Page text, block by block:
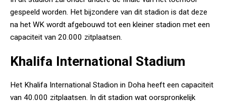
gespeeld worden. Het bijzondere van dit stadion is dat deze
na het WK wordt afgebouwd tot een kleiner stadion met een
capaciteit van 20.000 zitplaatsen.
Khalifa International Stadium
Het Khalifa International Stadion in Doha heeft een capaciteit
van 40.000 zitplaatsen. In dit stadion wat oorspronkelijk